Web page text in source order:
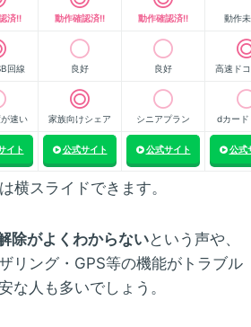
済!! 動作確認済!! 動作確認済!! 動作
回線 良好 良好 高速ド
速い 家族向けシェア シニアプラン dカード
イト 公式サイト 公式サイト 公式
横スライドできます。
除がよくわからないという声や、
リング・GPS等の機能がトラブル
な人も多いでしょう。